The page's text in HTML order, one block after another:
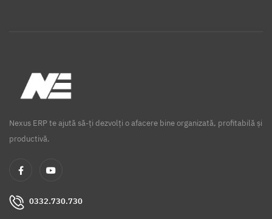
Nexus ERP te ajută să-ți dezvolți o afacere bine organizată, profitabilă și
productivă.
0332.730.730